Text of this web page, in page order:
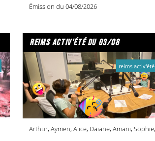
Émission du 04/08/2026
reims activ'été du 03/08
Arthur, Aymen, Alice, Daiane, Amani,
reims activ'été